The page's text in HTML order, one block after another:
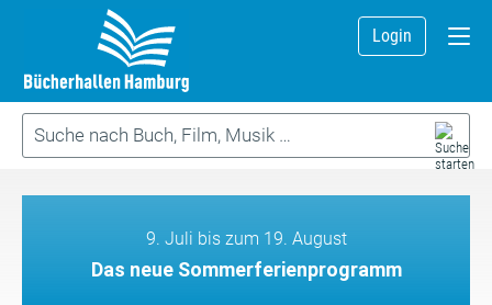
Login
9. Juli bis zum 19. August
Das neue Sommerferienprogramm